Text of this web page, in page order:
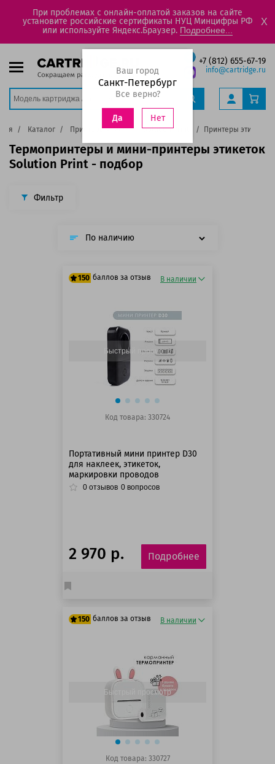
При проблемах с онлайн-оплатой заказов на сайте
установите российские сертификаты НУЦ Минцифры РФ
или используйте Яндекс.Браузер. Подробнее...
X
+7 (812) 655-67-19
info@cartridge.ru
Ваш город
Санкт-Петербург
Все верно?
Да Нет
Каталог Принтеры и МФУ Solution Print Принтеры этикеток
Термопринтеры и мини-принтеры этикеток
Solution Print - подбор
Фильтр
По наличию
150 баллов за отзыв
125 баллов
150 баллов
В наличии
Быстрый просмотр
Код товара: 330724
Портативный мини принтер D30
для наклеек, этикеток,
маркировки проводов
0 отзывов 0 вопросов
2 970 р. Подробнее
150 баллов за отзыв
150 баллов
В наличии
Быстрый просмотр
Код товара: 330727